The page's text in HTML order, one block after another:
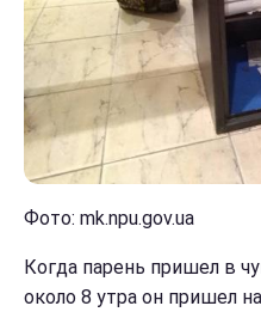
Фото: mk.npu.gov.ua
Когда парень пришел в
около 8 утра он пришел